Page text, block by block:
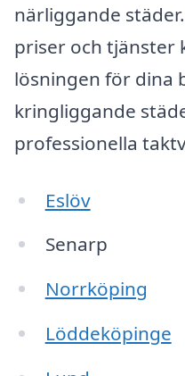
närliggande
priser och tjänster
lösningen för dina
kringliggande
professionella
Eslöv
Senarp
Norrköping
Löddeköpinge